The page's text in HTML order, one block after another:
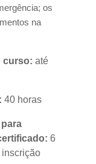
os
na
curso: até
40 horas
6
inscrição